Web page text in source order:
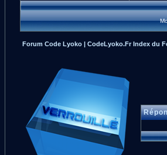
Forum Code Lyoko | CodeLyoko.Fr Index du